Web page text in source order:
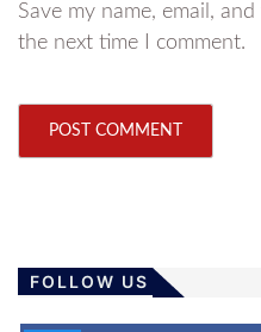
Save my name, email,
the next time I comment.
FOLLOW US